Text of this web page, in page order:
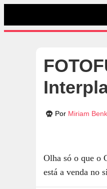
Por Miriam
Olha só o que o
está a venda no